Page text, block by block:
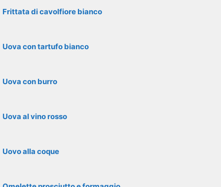
Frittata di cavolfiore bianco
Uova con tartufo bianco
Uova con burro
Uova al vino rosso
Uovo alla coque